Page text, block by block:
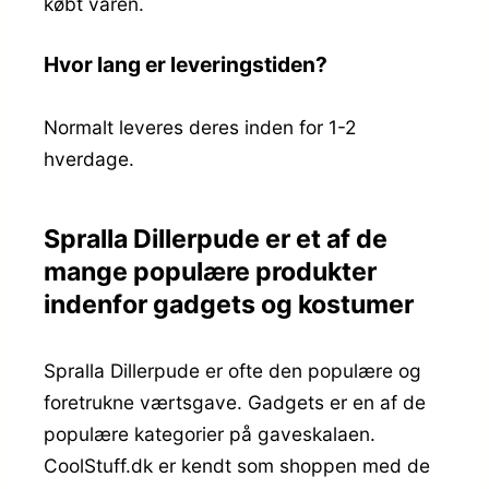
Hvor lang er leveringstiden?
Normalt leveres deres inden for 1-2
hverdage.
Spralla Dillerpude er et af de
mange populære produkter
indenfor gadgets og kostumer
Spralla Dillerpude er ofte den populære og
foretrukne værtsgave. Gadgets er en af de
populære kategorier på gaveskalaen.
CoolStuff.dk er kendt som shoppen med de